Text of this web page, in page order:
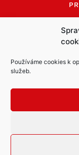
Používáme cookies k
služeb.